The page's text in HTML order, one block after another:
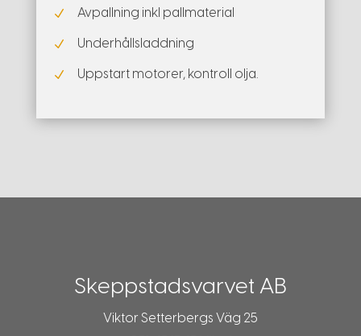
N Avpallning inkl pallmaterial
N Underhållsladdning
N Uppstart motorer, kontroll olja.
Skeppstadsvarvet AB
Viktor Setterbergs Väg 25